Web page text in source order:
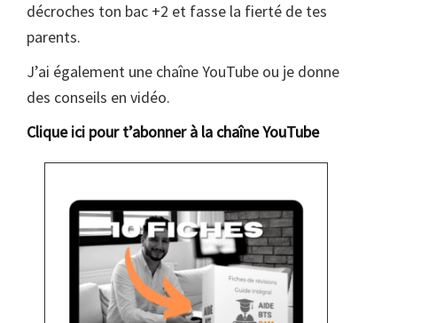
décroches ton bac +2 et fasse la fierté de tes
parents.
J’ai également une chaîne YouTube ou je donne
des conseils en vidéo.
Clique ici pour t’abonner à la chaîne YouTube